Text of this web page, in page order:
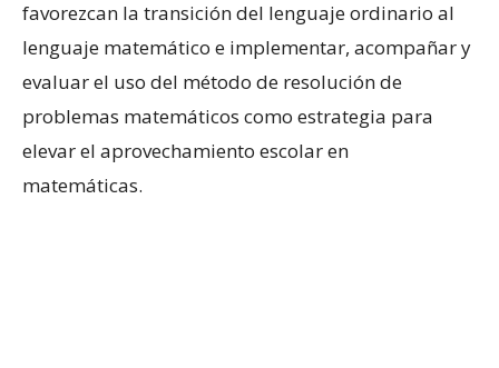
favorezcan la transición del lenguaje ordinario al
lenguaje matemático e implementar, acompañar y
evaluar el uso del método de resolución de
problemas matemáticos como estrategia para
elevar el aprovechamiento escolar en
matemáticas.